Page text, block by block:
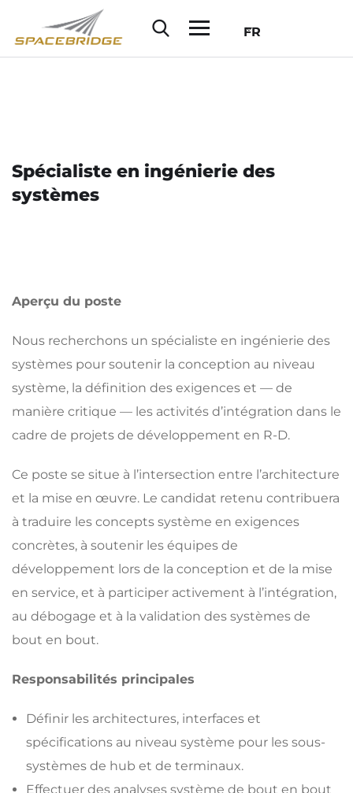
FR
Spécialiste en ingénierie des
systèmes
Aperçu du poste
Nous recherchons un spécialiste en ingénierie des
systèmes pour soutenir la conception au niveau
système, la définition des exigences et — de
manière critique — les activités d’intégration dans le
cadre de projets de développement en R-D.
Ce poste se situe à l’intersection entre l’architecture
et la mise en œuvre. Le candidat retenu contribuera
à traduire les concepts système en exigences
concrètes, à soutenir les équipes de
développement lors de la conception et de la mise
en service, et à participer activement à l’intégration,
au débogage et à la validation des systèmes de
bout en bout.
Responsabilités principales
Définir les architectures, interfaces et
spécifications au niveau système pour les sous-
systèmes de hub et de terminaux.
Effectuer des analyses système de bout en bout